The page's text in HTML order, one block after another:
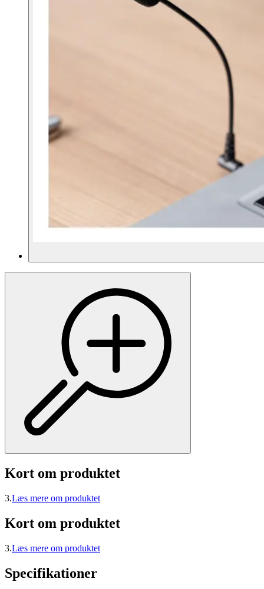
Kort om produktet
3.Læs mere om produktet
Kort om produktet
3.Læs mere om produktet
Specifikationer